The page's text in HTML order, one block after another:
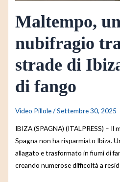
Maltempo, un
nubifragio
strade di
di fango
Video Pillole/Settembre 30, 2025
IBIZA (SPAGNA) (ITALPRESS) – Il
Spagna non ha risparmiato Ibiza.
allagato e trasformato in fiumi di
creando numerose difficoltà a
di